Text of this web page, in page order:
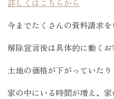
詳しくはこちらから
今までたくさんの資料請求を
解除宣言後は具体的に動くお
土地の価格が下がっていたり
家の中にいる時間が増え、